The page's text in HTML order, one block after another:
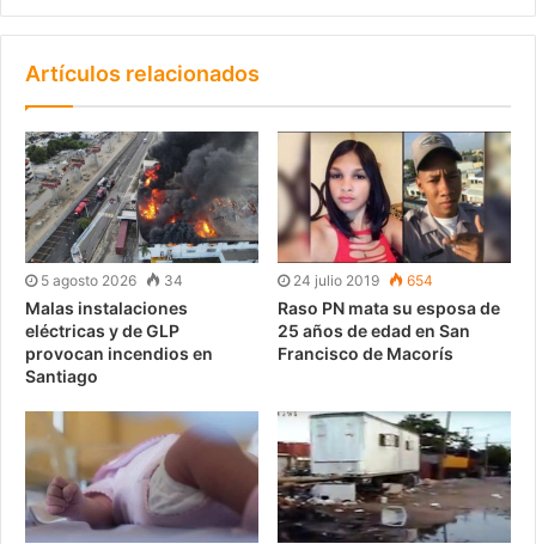
Artículos relacionados
5 agosto 2026 34
Malas instalaciones
eléctricas y de GLP
provocan incendios en
Santiago
24 julio 2019 654
Raso PN mata su esposa de
25 años de edad en San
Francisco de Macorís